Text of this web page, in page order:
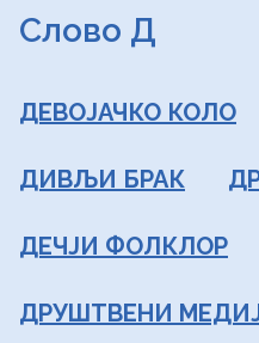
Слово Д
ДЕВОЈАЧКО КОЛО
ДИВЉИ БРАК
ДЕЧЈИ ФОЛКЛОР
ДРУШТВЕНИ